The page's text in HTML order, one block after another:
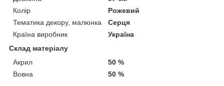
Колір
Рожевий
Тематика декору, малюнка
Серця
Країна виробник
Україна
Склад матеріалу
Акрил
50 %
Вовна
50 %